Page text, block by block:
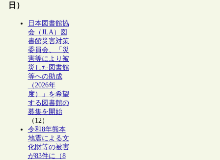
日）
日本図書館協
会（JLA）図
書館災害対策
委員会、「災
害等により被
災した図書館
等への助成
（2026年
度）」を希望
する図書館の
募集を開始
（12）
令和8年熊本
地震による文
化財等の被害
が83件に（8